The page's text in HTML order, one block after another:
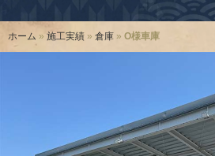
ホーム » 施工実績 » 倉庫 » O様車庫